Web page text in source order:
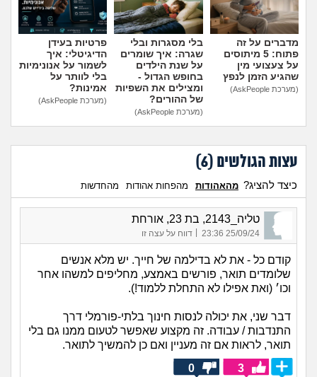
מדברים על זה
פתוח: 5 מיתוסים
על צעצועי מין
שהגיע הזמן לנפץ
(מערכת AskPeople)
בלי מסגרות ובלי
שגרה: איך שומרים
על שנת הילדים
בחופש הגדול -
ומצילים את השפיות
של ההורים?
(מערכת AskPeople)
פרטיות בעידן
הדיגיטלי: איך
לשמור על אנונימיות
בלי לוותר על
אמינות?
(מערכת AskPeople)
עצות הגולשים (6
)
כיצד להציג? מהאהודות מהפחות אהודות מהחדשות
טליה_2143, בת 23, אורחת
25/09/24 23:36
| דווח על עצה זו
קודם כל - את לא בדילמה של חייך. יש מלא אנשים
שלומדים תואר, פורשים באמצע, מחליפים למשהו אחר
וכו׳ (ואת אפילו לא התחלת ללמוד!).
דבר שני, את יכולה לנסות חינוך בלתי-פורמלי דרך
התנדבות / עבודה. זה מקצוע שאפשר לטעום ממנו גם בלי
תואר, לראות אם זה מעניין ואם כן להמשיך לתואר.
3
0